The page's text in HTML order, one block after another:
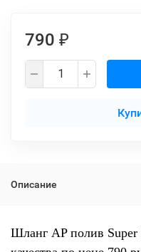
790 ₽
Описание
Шланг AP полив